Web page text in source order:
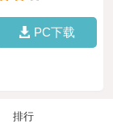
PC下载
排行